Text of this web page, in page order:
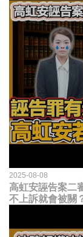
2025-08-08
高虹安誣告案二
不上訴就會被關